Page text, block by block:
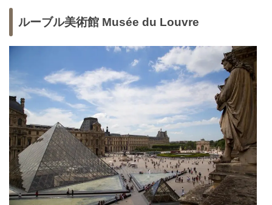
ルーブル美術館 Musée du Louvre